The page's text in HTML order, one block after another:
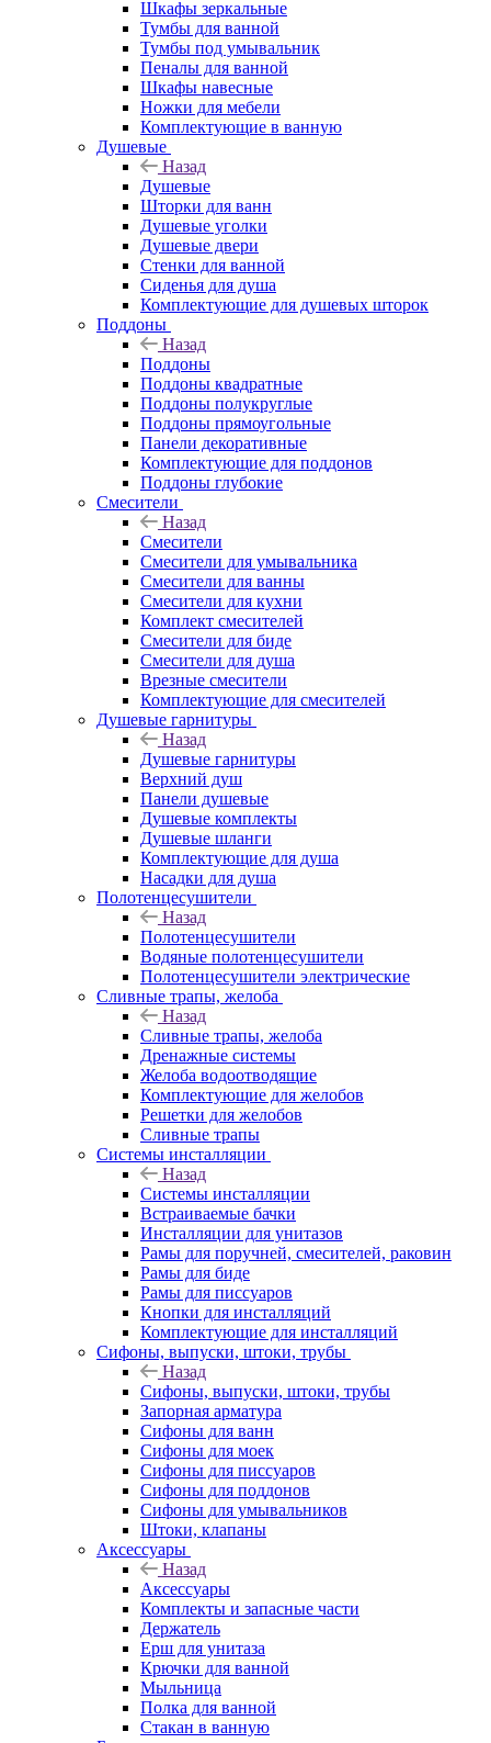
Шкафы зеркальные
Тумбы для ванной
Тумбы под умывальник
Пеналы для ванной
Шкафы навесные
Ножки для мебели
Комплектующие в ванную
Душевые
Назад
Душевые
Шторки для ванн
Душевые уголки
Душевые двери
Стенки для ванной
Сиденья для душа
Комплектующие для душевых шторок
Поддоны
Назад
Поддоны
Поддоны квадратные
Поддоны полукруглые
Поддоны прямоугольные
Панели декоративные
Комплектующие для поддонов
Поддоны глубокие
Смесители
Назад
Смесители
Смесители для умывальника
Смесители для ванны
Смесители для кухни
Комплект смесителей
Смесители для биде
Смесители для душа
Врезные смесители
Комплектующие для смесителей
Душевые гарнитуры
Назад
Душевые гарнитуры
Верхний душ
Панели душевые
Душевые комплекты
Душевые шланги
Комплектующие для душа
Насадки для душа
Полотенцесушители
Назад
Полотенцесушители
Водяные полотенцесушители
Полотенцесушители электрические
Сливные трапы, желоба
Назад
Сливные трапы, желоба
Дренажные системы
Желоба водоотводящие
Комплектующие для желобов
Решетки для желобов
Сливные трапы
Системы инсталляции
Назад
Системы инсталляции
Встраиваемые бачки
Инсталляции для унитазов
Рамы для поручней, смесителей, раковин
Рамы для биде
Рамы для писсуаров
Кнопки для инсталляций
Комплектующие для инсталляций
Сифоны, выпуски, штоки, трубы
Назад
Сифоны, выпуски, штоки, трубы
Запорная арматура
Сифоны для ванн
Сифоны для моек
Сифоны для писсуаров
Сифоны для поддонов
Сифоны для умывальников
Штоки, клапаны
Аксессуары
Назад
Аксессуары
Комплекты и запасные части
Держатель
Ерш для унитаза
Крючки для ванной
Мыльница
Полка для ванной
Стакан в ванную